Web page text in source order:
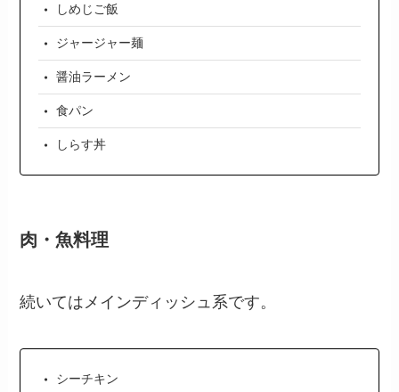
しめじご飯
ジャージャー麺
醤油ラーメン
食パン
しらす丼
肉・魚料理
続いてはメインディッシュ系です。
シーチキン